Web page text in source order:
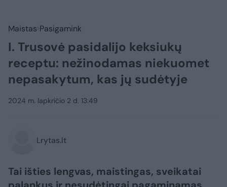
Maistas Pasigamink
I. Trusovė pasidalijo keksiukų
receptu: nežinodamas niekuomet
nepasakytum, kas jų sudėtyje
2024 m. lapkričio 2 d. 13:49
Lrytas.lt
Tai išties lengvas, maistingas, sveikatai